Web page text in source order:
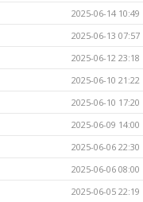
2025-06-14 10:49
2025-06-13 07:57
2025-06-12 23:18
2025-06-10 21:22
2025-06-10 17:20
2025-06-09 14:00
2025-06-06 22:30
2025-06-06 08:00
2025-06-05 22:19